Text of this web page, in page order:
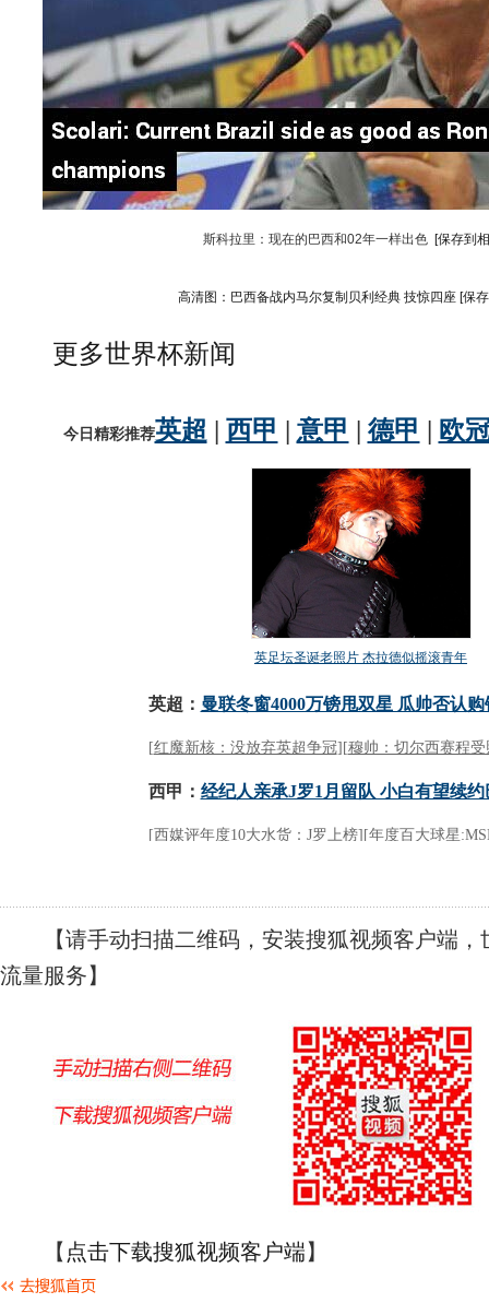
斯科拉里：现在的巴西和02年一样出色 [保存到
高清图：巴西备战内马尔复制贝利经典 技惊四座 [保
更多世界杯新闻
【请手动扫描二维码，安装搜狐视频客户端，
流量服务】
【 点击下载搜狐视频客户端】